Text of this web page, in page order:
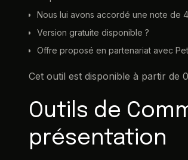
Nous lui avons accordé une note de
Version gratuite disponible ?
Offre proposé en partenariat avec
Cet outil est disponible à partir de
Outils de
présentation